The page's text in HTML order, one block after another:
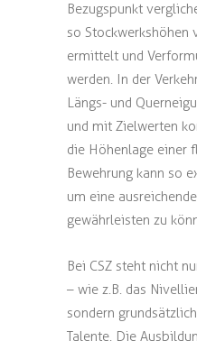
Bezugspunkt
so Stockwerkshöhen
ermittelt und
werden. In der
Längs- und
und mit Zielwerten
die Höhenlage einer
Bewehrung kann so
um eine
gewährleisten zu
Bei CSZ steht nicht
– wie z.B. das
sondern
Talente. Die